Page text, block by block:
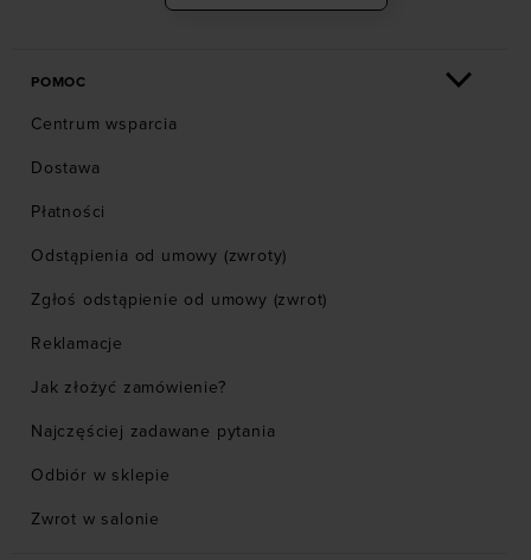
POMOC
Centrum wsparcia
Dostawa
Płatności
Odstąpienia od umowy (zwroty)
Zgłoś odstąpienie od umowy (zwrot)
Reklamacje
Jak złożyć zamówienie?
Najczęściej zadawane pytania
Odbiór w sklepie
Zwrot w salonie